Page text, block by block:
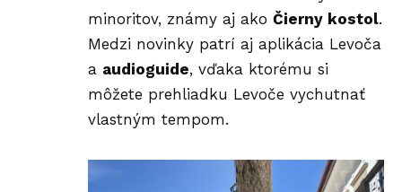
minoritov, známy aj ako Čierny kostol.
Medzi novinky patrí aj aplikácia Levoča
a audioguide, vďaka ktorému si
môžete prehliadku Levoče vychutnať
vlastným tempom.